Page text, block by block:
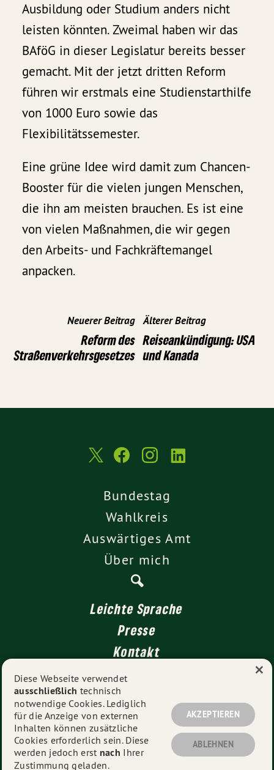
Ausbildung oder Studium anders nicht
leisten könnten. Zweimal haben wir das
BAföG in dieser Legislatur bereits besser
gemacht. Mit der jetzt dritten Reform
führen wir erstmals eine Studienstarthilfe
von 1000 Euro sowie das
Flexibilitätssemester.
Eine grüne Idee wird damit zum Chancen-
Booster für die vielen jungen Menschen,
die ihn am meisten brauchen. Es ist eine
von vielen Maßnahmen, die wir gegen
den Arbeits- und Fachkräftemangel
anpacken.
Neuerer Beitrag
Reform des
Straßenverkehrsgesetzes
Älterer Beitrag
Reiseankündigung: USA
und Kanada
Bundestag
Wahlkreis
Auswärtiges Amt
Über mich
Leichte Sprache
Presse
Kontakt
Impressum
Datenschutz
© 2026Dr. Tobias Lindner MdB 2011-2025- Alle Rechte
Diese Webseite verwendet
ausschließlich technisch
notwendige Cookies. Lediglich
für die Anzeige von externen
Inhalten können zusätzliche
Cookies erforderlich sein. Diese
werden jedoch erst nach Ihrer
Zustimmung geladen.
AKZEPTIEREN
ABLEHNEN
×